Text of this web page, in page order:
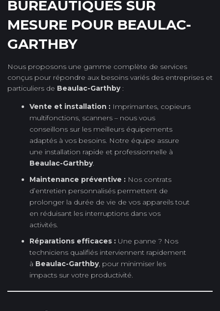
BUREAUTIQUES SUR
MESURE POUR BEAULAC-
GARTHBY
Nous proposons une gamme complète de services
conçus pour répondre aux besoins variés des entreprises et
particuliers de Beaulac-Garthby:
Vente et installation : Imprimantes, copieurs
multifonctions, scanners – nous vous
conseillons sur les meilleurs équipements
adaptés à vos besoins. Notre équipe assure
une installation rapide et professionnelle à
Beaulac-Garthby.
Maintenance préventive : Nos contrats
d’entretien personnalisés permettent de
prolonger la durée de vie de vos appareils tout
en réduisant les interruptions dans vos
activités.
Réparations efficaces : Une panne ? Nos
techniciens qualifiés interviennent rapidement
à Beaulac-Garthby, pour minimiser les
impacts sur votre productivité.